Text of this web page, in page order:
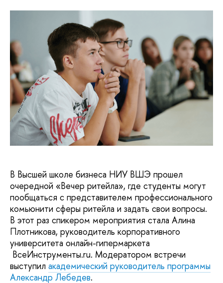
В Высшей школе бизнеса НИУ ВШЭ прошел
очередной «Вечер ритейла», где студенты могут
пообщаться с представителем профессионального
комьюнити сферы ритейла и задать свои вопросы.
В этот раз спикером мероприятия стала Алина
Плотникова, руководитель корпоративного
университета онлайн-гипермаркета
ВсеИнструменты.ru. Модератором встречи
выступил академический руководитель программы
Александр Лебедев.